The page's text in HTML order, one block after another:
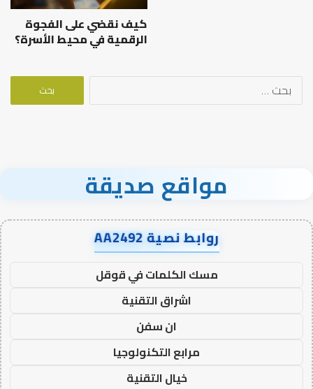
كيف نقضي على الفجوة
الرقمية في محيط الأسرة؟
البحث
مواقع صديقة
روابط نصية AA2492
مسك الكلمات في قوقل
اشراق التقنية
ان سفن
مرابع التكنولوجيا
خيال التقنية